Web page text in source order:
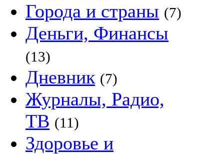
Города и страны (7)
Деньги, Финансы
(13)
Дневник (7)
Журналы, Радио,
ТВ (11)
Здоровье и